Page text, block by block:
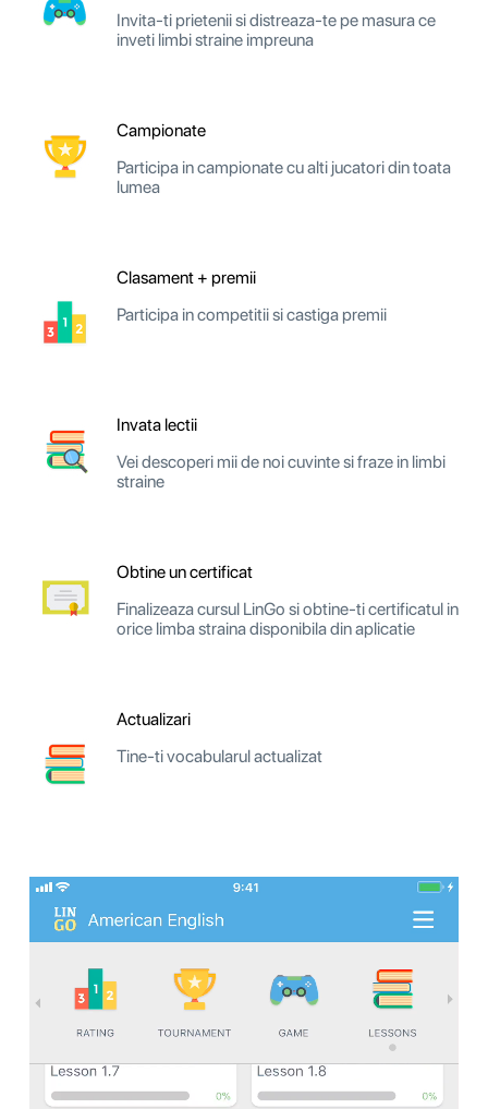
Invita-ti prietenii si distreaza-te pe masura ce
inveti limbi straine impreuna
Campionate
Participa in campionate cu alti jucatori din toata
lumea
Clasament + premii
Participa in competitii si castiga premii
Invata lectii
Vei descoperi mii de noi cuvinte si fraze in limbi
straine
Obtine un certificat
Finalizeaza cursul LinGo si obtine-ti certificatul in
orice limba straina disponibila din aplicatie
Actualizari
Tine-ti vocabularul actualizat